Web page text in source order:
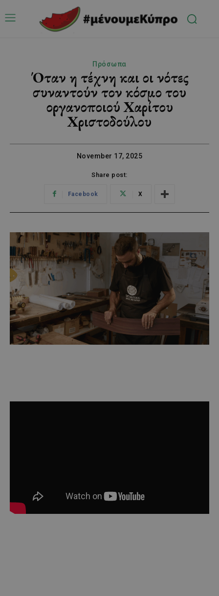
Πρόσωπα
Όταν η τέχνη και οι νότες
συναντούν τον κόσμο του
οργανοποιού Χαρίτου
Χριστοδούλου
November 17, 2025
Share post:
Facebook X